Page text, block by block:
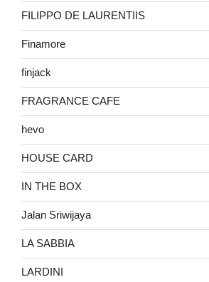
FILIPPO DE LAURENTIIS
Finamore
finjack
FRAGRANCE CAFE
hevo
HOUSE CARD
IN THE BOX
Jalan Sriwijaya
LA SABBIA
LARDINI